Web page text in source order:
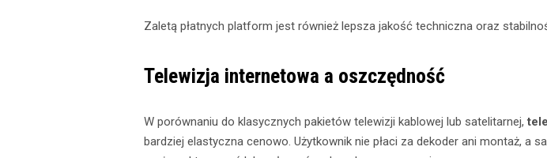
Zaletą płatnych platform jest również lepsza jakość techniczna oraz
Telewizja internetowa a oszczędność
W porównaniu do klasycznych pakietów telewizji kablowej lub satelitarnej,
bardziej elastyczna cenowo. Użytkownik nie płaci za dekoder ani montaż, a